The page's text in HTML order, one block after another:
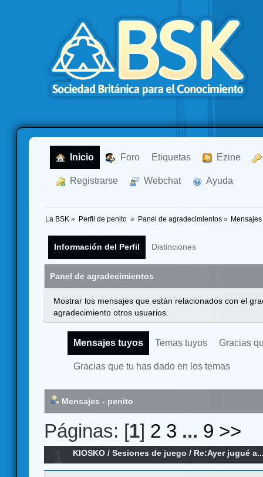
Inicio Foro Etiquetas Ezine
Registrarse Webchat Ayuda
La BSK » Perfil de penito » Panel de agradecimientos»
Información del Perfil Distinciones
Panel de agradecimientos
Mostrar los mensajes que están relacionados con el
agradecimiento otros usuarios.
Mensajes tuyos Temas tuyos Gracias
Gracias que tu has dado en los temas
Mensajes - penito
Páginas: [1] 2 3 ... 9 >>
KIOSKO /Sesiones de juego / Re:Ayer jugué